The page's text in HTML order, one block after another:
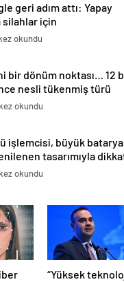
geri adım attı: Yapay
silahlar için
okundu
bir dönüm noktası… 12
nesli tükenmiş türü
hayata döndürdüler!
okundu
işlemcisi, büyük
tasarımıyla
okundu
“Yüksek